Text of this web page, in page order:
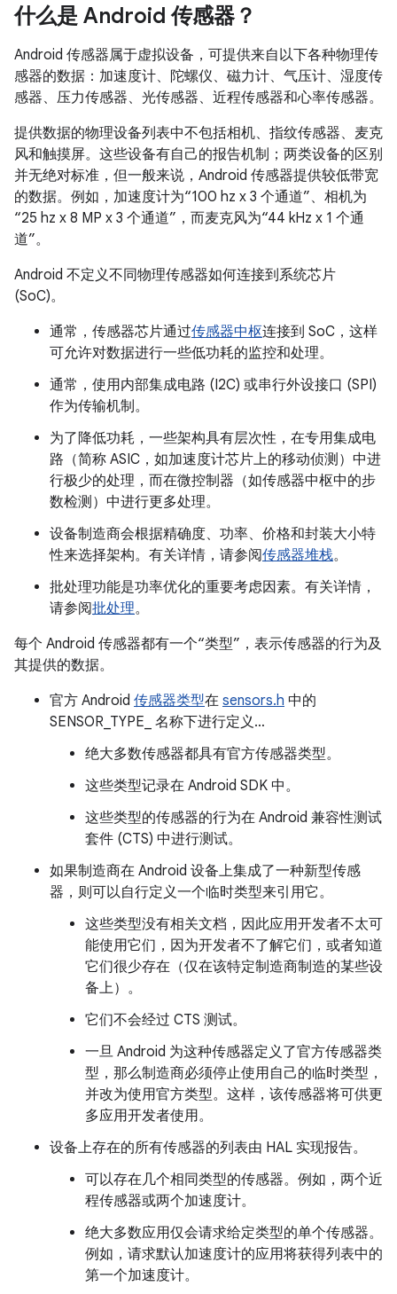
什么是 Android 传感器？
Android 传感器属于虚拟设备，可提供来自以下各种物理传
感器的数据：加速度计、陀螺仪、磁力计、气压计、湿度传
感器、压力传感器、光传感器、近程传感器和心率传感器。
提供数据的物理设备列表中不包括相机、指纹传感器、麦克
风和触摸屏。这些设备有自己的报告机制；两类设备的区别
并无绝对标准，但一般来说，Android 传感器提供较低带宽
的数据。例如，加速度计为“100 hz x 3 个通道”、相机为
“25 hz x 8 MP x 3 个通道”，而麦克风为“44 kHz x 1 个通
道”。
Android 不定义不同物理传感器如何连接到系统芯片
(SoC)。
通常，传感器芯片通过传感器中枢连接到 SoC，这样
可允许对数据进行一些低功耗的监控和处理。
通常，使用内部集成电路 (I2C) 或串行外设接口 (SPI)
作为传输机制。
为了降低功耗，一些架构具有层次性，在专用集成电
路（简称 ASIC，如加速度计芯片上的移动侦测）中进
行极少的处理，而在微控制器（如传感器中枢中的步
数检测）中进行更多处理。
设备制造商会根据精确度、功率、价格和封装大小特
性来选择架构。有关详情，请参阅传感器堆栈。
批处理功能是功率优化的重要考虑因素。有关详情，
请参阅批处理。
每个 Android 传感器都有一个“类型”，表示传感器的行为及
其提供的数据。
官方 Android 传感器类型在 sensors.h 中的
SENSOR_TYPE_ 名称下进行定义…
绝大多数传感器都具有官方传感器类型。
这些类型记录在 Android SDK 中。
这些类型的传感器的行为在 Android 兼容性测试
套件 (CTS) 中进行测试。
如果制造商在 Android 设备上集成了一种新型传感
器，则可以自行定义一个临时类型来引用它。
这些类型没有相关文档，因此应用开发者不太可
能使用它们，因为开发者不了解它们，或者知道
它们很少存在（仅在该特定制造商制造的某些设
备上）。
它们不会经过 CTS 测试。
一旦 Android 为这种传感器定义了官方传感器类
型，那么制造商必须停止使用自己的临时类型，
并改为使用官方类型。这样，该传感器将可供更
多应用开发者使用。
设备上存在的所有传感器的列表由 HAL 实现报告。
可以存在几个相同类型的传感器。例如，两个近
程传感器或两个加速度计。
绝大多数应用仅会请求给定类型的单个传感器。
例如，请求默认加速度计的应用将获得列表中的
第一个加速度计。